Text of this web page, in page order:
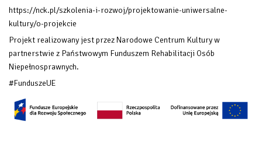
https://nck.pl/szkolenia-i-rozwoj/projektowanie-uniwersalne-
kultury/o-projekcie
Projekt realizowany jest przez Narodowe Centrum Kultury w
partnerstwie z Państwowym Funduszem Rehabilitacji Osób
Niepełnosprawnych.
#FunduszeUE